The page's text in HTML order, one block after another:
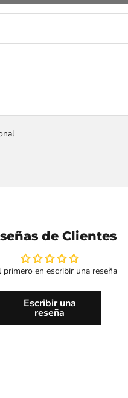
de Clientes
primero en escribir una reseña
Escribir una
reseña